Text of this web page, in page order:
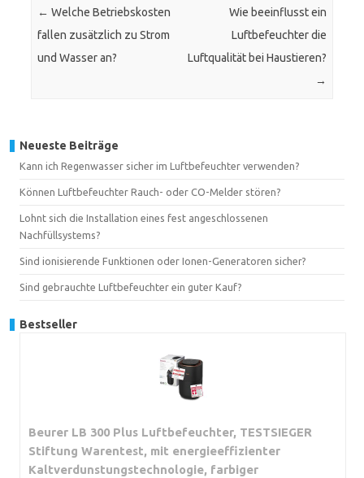
← Welche Betriebskosten
fallen zusätzlich zu Strom
und Wasser an?
Wie beeinflusst ein
Luftbefeuchter die
Luftqualität bei Haustieren?
→
Neueste Beiträge
Kann ich Regenwasser sicher im Luftbefeuchter verwenden?
Können Luftbefeuchter Rauch- oder CO-Melder stören?
Lohnt sich die Installation eines fest angeschlossenen
Nachfüllsystems?
Sind ionisierende Funktionen oder Ionen-Generatoren sicher?
Sind gebrauchte Luftbefeuchter ein guter Kauf?
Bestseller
Beurer LB 300 Plus Luftbefeuchter, TESTSIEGER
Stiftung Warentest, mit energieeffizienter
Kaltverdunstungstechnologie, farbiger